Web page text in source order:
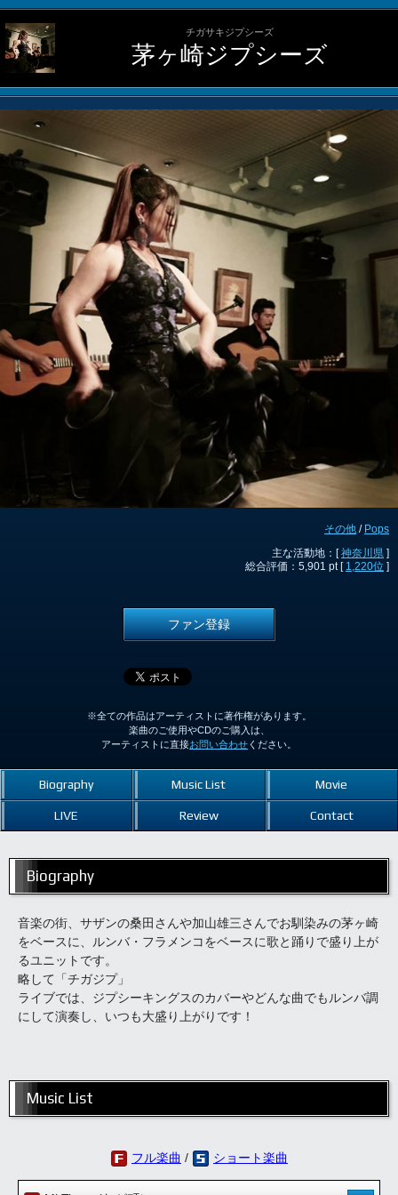
チガサキジプシーズ
茅ヶ崎ジプシーズ
その他 / Pops
主な活動地：[神奈川県 ]
総合評価：5,901 pt [ 1,220位 ]
ファン登録
※全ての作品はアーティストに著作権があります。
楽曲のご使用やCDのご購入は、
アーティストに直接お問い合わせ ください。
Biography Music List Movie
LIVE Review Contact
Biography
音楽の街、サザンの桑田さんや加山雄三さんでお馴染みの茅ヶ崎
をベースに、ルンバ・フラメンコをベースに歌と踊りで盛り上が
るユニットです。
略して「チガジプ」
ライブでは、ジプシーキングスのカバーやどんな曲でもルンバ調
にして演奏し、いつも大盛り上がりです！
Music List
フル楽曲 / ショート楽曲